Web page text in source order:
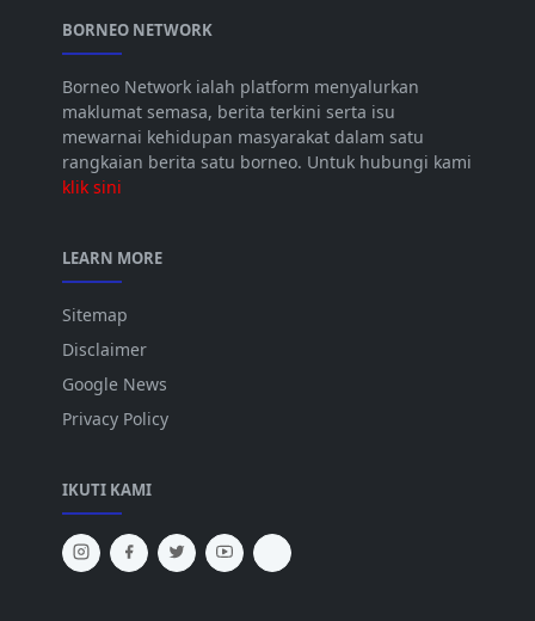
BORNEO NETWORK
Borneo Network ialah platform menyalurkan
maklumat semasa, berita terkini serta isu
mewarnai kehidupan masyarakat dalam satu
rangkaian berita satu borneo. Untuk hubungi kami
klik sini
LEARN MORE
Sitemap
Disclaimer
Google News
Privacy Policy
IKUTI KAMI